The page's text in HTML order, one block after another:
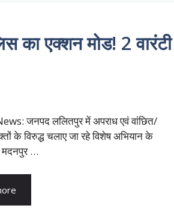
का एक्शन मोड! 2 वारंटी
जनपद ललितपुर में अपराध एवं वांछित/
के विरुद्ध चलाए जा रहे विशेष अभियान के
मदनपुर …